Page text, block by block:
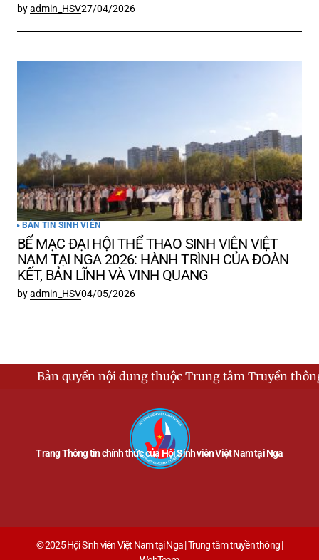
byadmin_HSV27/04/2026
BẢN TIN SINH VIÊN
BẾ MẠC ĐẠI HỘI THỂ THAO SINH VIÊN VIỆT
NAM TẠI NGA 2026: HÀNH TRÌNH CỦA ĐOÀN
KẾT, BẢN LĨNH VÀ VINH QUANG
byadmin_HSV04/05/2026
nội dung thuộc Trung tâm Truyền thông - Hội Sinh
Trang Thông tin chính thức của Hội Sinh viên Việt Nam tại Nga
© 2025 Hội Sinh viên Việt Nam tại Nga | Trung tâm truyền thông |